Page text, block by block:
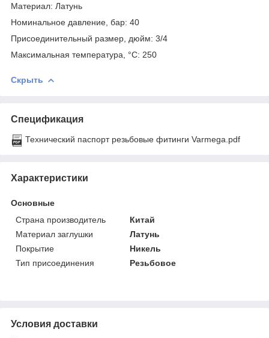
Материал: Латунь
Номинальное давление, бар: 40
Присоединительный размер, дюйм: 3/4
Максимальная температура, °С: 250
Скрыть
Спецификация
Технический паспорт резьбовые фитинги Varmega.pdf
Характеристики
Основные
Страна производитель
Китай
Материал заглушки
Латунь
Покрытие
Никель
Тип присоединения
Резьбовое
Условия доставки